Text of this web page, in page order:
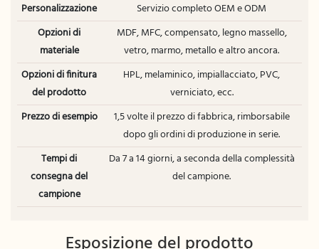
Personalizzazione
Servizio completo OEM e ODM
Opzioni di
materiale
MDF, MFC, compensato, legno massello,
vetro, marmo, metallo e altro ancora.
Opzioni di finitura
del prodotto
HPL, melaminico, impiallacciato, PVC,
verniciato, ecc.
Prezzo di esempio
1,5 volte il prezzo di fabbrica, rimborsabile
dopo gli ordini di produzione in serie.
Tempi di
consegna del
campione
Da 7 a 14 giorni, a seconda della complessità
del campione.